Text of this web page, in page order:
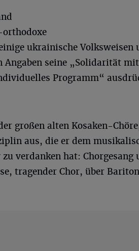
ukrainische Volksweisen
seine „Solidarität
Programm“
großen alten Kosaken-
aus, die er dem
verdanken hat: Chorgesang
tragender Chor, über